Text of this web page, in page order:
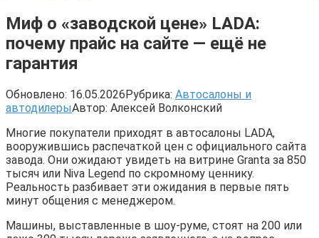
Миф о «заводской цене» LADA:
почему прайс на сайте — ещё не
гарантия
Обновлено: 16.05.2026Рубрика: Автосалоны и
автодилерыАвтор: Алексей Волконский
Многие покупатели приходят в автосалоны LADA,
вооружившись распечаткой цен с официального сайта
завода. Они ожидают увидеть на витрине Granta за 850
тысяч или Niva Legend по скромному ценнику.
Реальность разбивает эти ожидания в первые пять
минут общения с менеджером.
Машины, выставленные в шоу-руме, стоят на 200 или